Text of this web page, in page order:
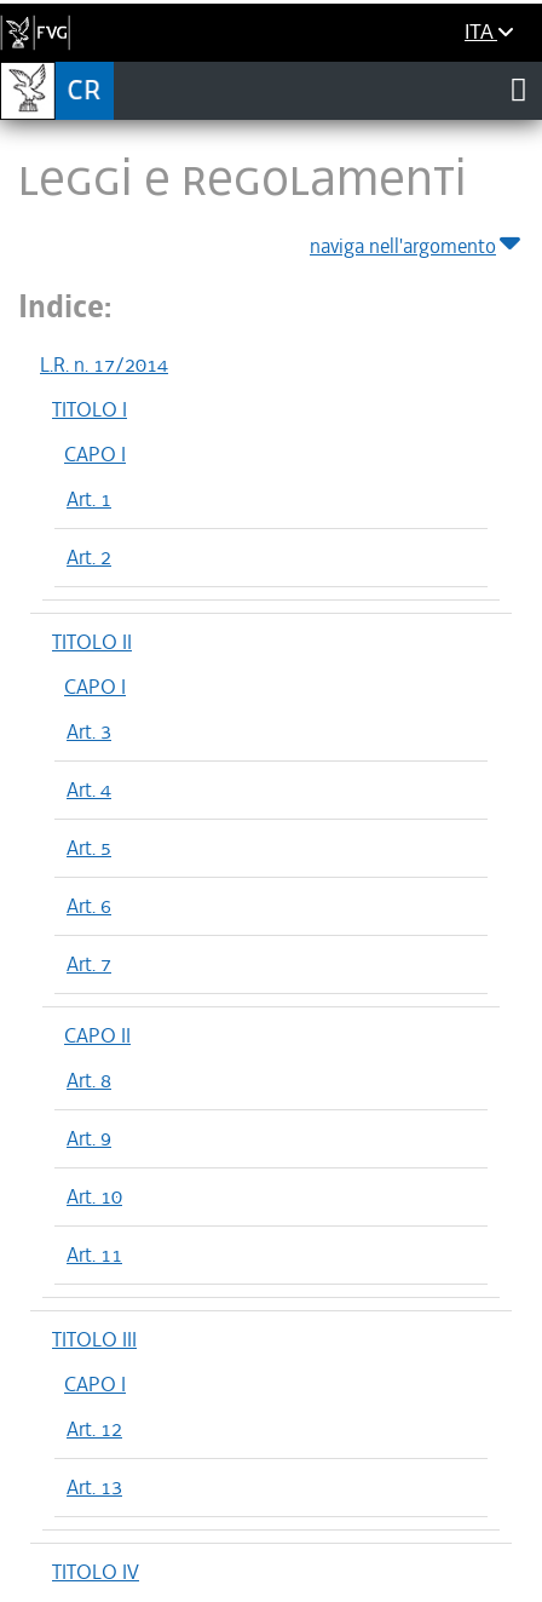
ITA
LEGGI E REGOLAMENTI
naviga nell'argomento
Indice:
L.R. n. 17/2014
TITOLO I
CAPO I
Art. 1
Art. 2
TITOLO II
CAPO I
Art. 3
Art. 4
Art. 5
Art. 6
Art. 7
CAPO II
Art. 8
Art. 9
Art. 10
Art. 11
TITOLO III
CAPO I
Art. 12
Art. 13
TITOLO IV